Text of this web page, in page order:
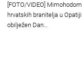
[FOTO/VIDEO] Mimohodom
hrvatskih branitelja u Opatiji
obilježen Dan…